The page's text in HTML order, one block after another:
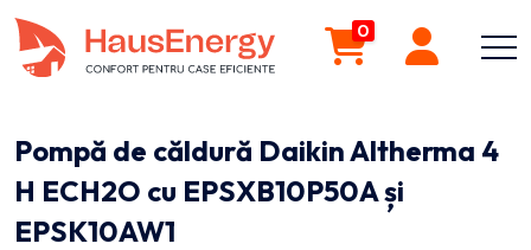
0
Pompă de căldură Daikin Altherma 4
H ECH2O cu EPSXB10P50A și
EPSK10AW1